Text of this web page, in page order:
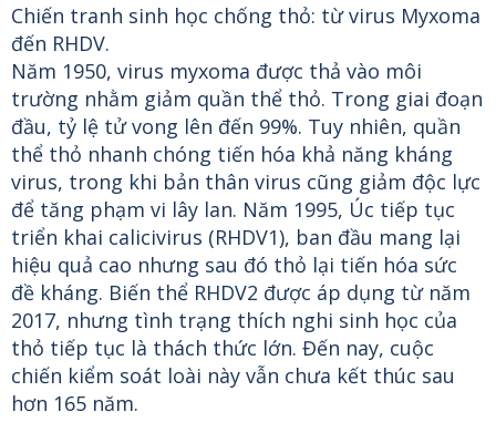
Chiến tranh sinh học chống thỏ: từ virus Myxoma
đến RHDV.
Năm 1950, virus myxoma được thả vào môi
trường nhằm giảm quần thể thỏ. Trong giai đoạn
đầu, tỷ lệ tử vong lên đến 99%. Tuy nhiên, quần
thể thỏ nhanh chóng tiến hóa khả năng kháng
virus, trong khi bản thân virus cũng giảm độc lực
để tăng phạm vi lây lan. Năm 1995, Úc tiếp tục
triển khai calicivirus (RHDV1), ban đầu mang lại
hiệu quả cao nhưng sau đó thỏ lại tiến hóa sức
đề kháng. Biến thể RHDV2 được áp dụng từ năm
2017, nhưng tình trạng thích nghi sinh học của
thỏ tiếp tục là thách thức lớn. Đến nay, cuộc
chiến kiểm soát loài này vẫn chưa kết thúc sau
hơn 165 năm.